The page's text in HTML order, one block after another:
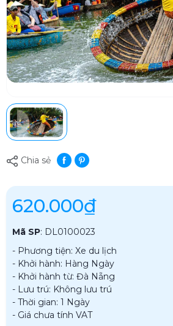
Chia sẻ
620.000₫
Mã SP: DL0100023
- Phương tiện: Xe du lịch
- Khởi hành: Hàng Ngày
- Khởi hành từ: Đà Nẵng
- Lưu trú: Không lưu trú
- Thời gian: 1 Ngày
- Giá chưa tính VAT